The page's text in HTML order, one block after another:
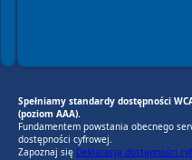
Spełniamy standardy dostępności
(poziom AAA).
Fundamentem powstania obecnego
dostępności cyfrowej.
Zapoznaj się Deklaracją dostępności